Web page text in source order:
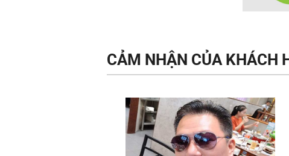
CẢM NHẬN CỦA KHÁCH